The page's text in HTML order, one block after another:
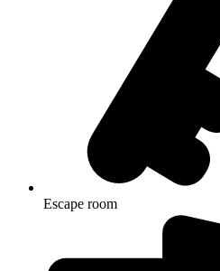
Escape room